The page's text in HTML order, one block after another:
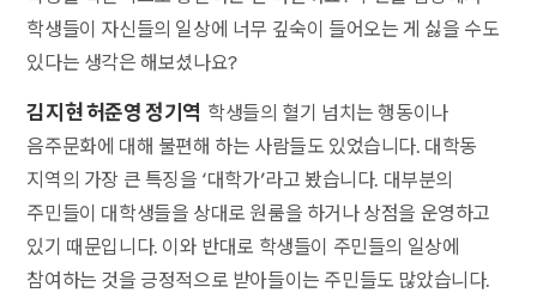
학생들이 자신들의 일상에 너무 깊숙이 들어오는 게 싫을 수도
있다는 생각은 해보셨나요?
김지현 허준영 정기역 학생들의 혈기 넘치는 행동이나
음주문화에 대해 불편해 하는 사람들도 있었습니다. 대학동
지역의 가장 큰 특징을 ‘대학가’라고 봤습니다. 대부분의
주민들이 대학생들을 상대로 원룸을 하거나 상점을 운영하고
있기 때문입니다. 이와 반대로 학생들이 주민들의 일상에
참여하는 것을 긍정적으로 받아들이는 주민들도 많았습니다.